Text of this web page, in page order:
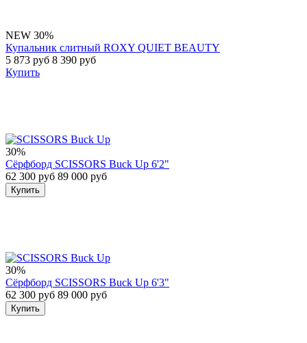
NEW 30%
Купальник слитный ROXY QUIET BEAUTY
5 873 руб 8 390 руб
Купить
30%
Сёрфборд SCISSORS Buck Up 6'2"
62 300 руб 89 000 руб
Купить
30%
Сёрфборд SCISSORS Buck Up 6'3"
62 300 руб 89 000 руб
Купить